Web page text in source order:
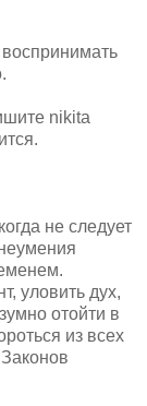
nikita
не следует
уловить дух,
отойти в
из всех